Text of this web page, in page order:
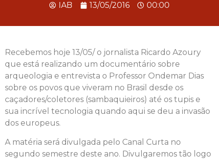
IAB 13/05/2016 00:00
Recebemos hoje 13/05/ o jornalista Ricardo Azoury
que está realizando um documentário sobre
arqueologia e entrevista o Professor Ondemar Dias
sobre os povos que viveram no Brasil desde os
caçadores/coletores (sambaquieiros) até os tupis e
sua incrível tecnologia quando aqui se deu a invasão
dos europeus.
A matéria será divulgada pelo Canal Curta no
segundo semestre deste ano. Divulgaremos tão logo